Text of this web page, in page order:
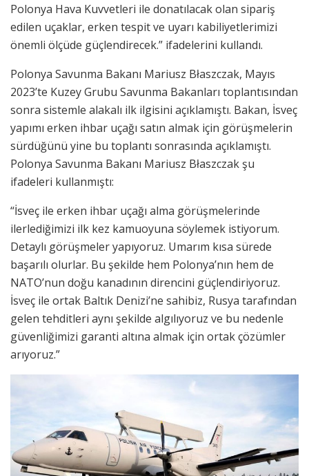
Polonya Hava Kuvvetleri ile donatılacak olan sipariş
edilen uçaklar, erken tespit ve uyarı kabiliyetlerimizi
önemli ölçüde güçlendirecek.” ifadelerini kullandı.
Polonya Savunma Bakanı Mariusz Błaszczak, Mayıs
2023’te Kuzey Grubu Savunma Bakanları toplantısından
sonra sistemle alakalı ilk ilgisini açıklamıştı. Bakan, İsveç
yapımı erken ihbar uçağı satın almak için görüşmelerin
sürdüğünü yine bu toplantı sonrasında açıklamıştı.
Polonya Savunma Bakanı Mariusz Błaszczak şu
ifadeleri kullanmıştı:
“İsveç ile erken ihbar uçağı alma görüşmelerinde
ilerlediğimizi ilk kez kamuoyuna söylemek istiyorum.
Detaylı görüşmeler yapıyoruz. Umarım kısa sürede
başarılı olurlar. Bu şekilde hem Polonya’nın hem de
NATO’nun doğu kanadının direncini güçlendiriyoruz.
İsveç ile ortak Baltık Denizi’ne sahibiz, Rusya tarafından
gelen tehditleri aynı şekilde algılıyoruz ve bu nedenle
güvenliğimizi garanti altına almak için ortak çözümler
arıyoruz.”